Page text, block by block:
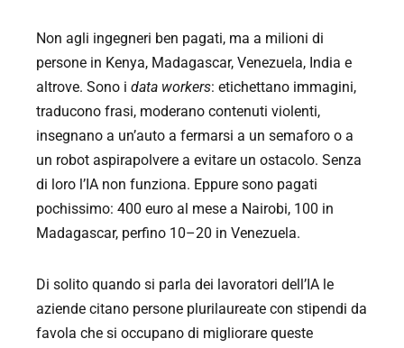
Non agli ingegneri ben pagati, ma a milioni di
persone in Kenya, Madagascar, Venezuela, India e
altrove. Sono i data workers: etichettano immagini,
traducono frasi, moderano contenuti violenti,
insegnano a un’auto a fermarsi a un semaforo o a
un robot aspirapolvere a evitare un ostacolo. Senza
di loro l’IA non funziona. Eppure sono pagati
pochissimo: 400 euro al mese a Nairobi, 100 in
Madagascar, perfino 10–20 in Venezuela.
Di solito quando si parla dei lavoratori dell’IA le
aziende citano persone plurilaureate con stipendi da
favola che si occupano di migliorare queste